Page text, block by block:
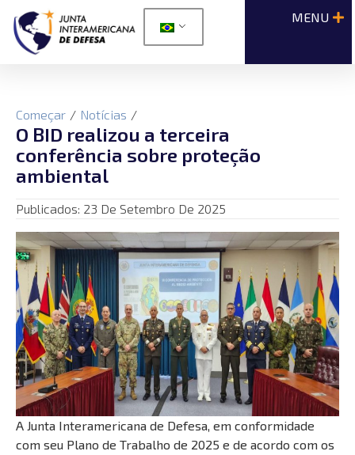
Começar / Notícias /
O BID realizou a terceira
conferência sobre proteção
ambiental
Publicados: 23 De Setembro De 2025
A Junta Interamericana de Defesa, em conformidade
com seu Plano de Trabalho de 2025 e de acordo com os